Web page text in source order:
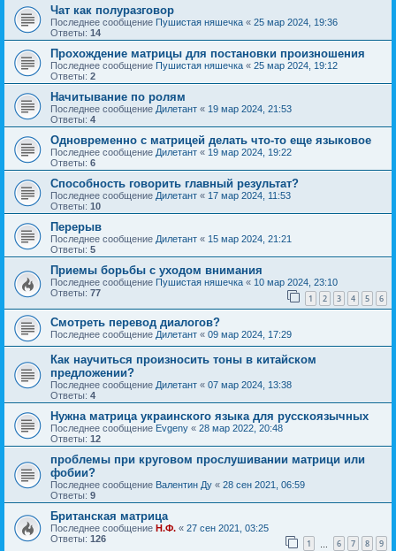
Чат как полуразговор
Последнее сообщение Пушистая няшечка « 25 мар 2024, 19:36
Ответы: 14
Прохождение матрицы для постановки произношения
Последнее сообщение Пушистая няшечка « 25 мар 2024, 19:12
Ответы: 2
Начитывание по ролям
Последнее сообщение Дилетант « 19 мар 2024, 21:53
Ответы: 4
Одновременно с матрицей делать что-то еще языковое
Последнее сообщение Дилетант « 19 мар 2024, 19:22
Ответы: 6
Способность говорить главный результат?
Последнее сообщение Дилетант « 17 мар 2024, 11:53
Ответы: 10
Перерыв
Последнее сообщение Дилетант « 15 мар 2024, 21:21
Ответы: 5
Приемы борьбы с уходом внимания
Последнее сообщение Пушистая няшечка « 10 мар 2024, 23:10
Ответы: 77 1 2 3 4 5 6
Смотреть перевод диалогов?
Последнее сообщение Дилетант « 09 мар 2024, 17:29
Как научиться произносить тоны в китайском
предложении?
Последнее сообщение Дилетант « 07 мар 2024, 13:38
Ответы: 4
Нужна матрица украинского языка для русскоязычных
Последнее сообщение Evgeny « 28 мар 2022, 20:48
Ответы: 12
проблемы при круговом прослушивании матрици или
фобии?
Последнее сообщение Валентин Ду « 28 сен 2021, 06:59
Ответы: 9
Британская матрица
Последнее сообщение Н.Ф. « 27 сен 2021, 03:25
Ответы: 126 1 6 7 8 9